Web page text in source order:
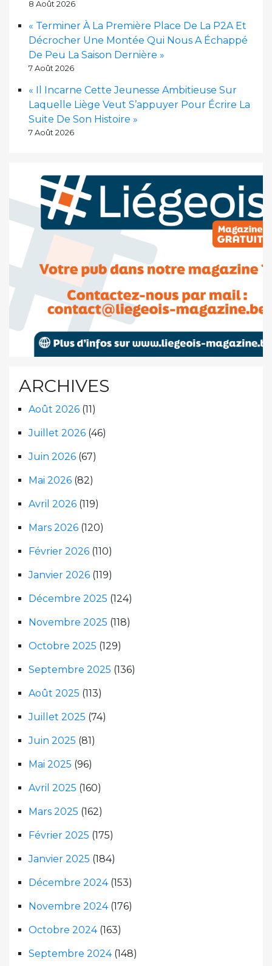
8 Août 2026
« Terminer À La Première Place De La P2A Et
Décrocher Une Montée Qui Nous A Échappé
De Peu La Saison Dernière »
7 Août 2026
« Il Incarne Cette Jeunesse Ambitieuse Sur
Laquelle Liège Veut S’appuyer Pour Écrire La
Suite De Son Histoire »
7 Août 2026
ARCHIVES
Août 2026 (11)
Juillet 2026 (46)
Juin 2026 (67)
Mai 2026 (82)
Avril 2026 (119)
Mars 2026 (120)
Février 2026 (110)
Janvier 2026 (119)
Décembre 2025 (124)
Novembre 2025 (118)
Octobre 2025 (129)
Septembre 2025 (136)
Août 2025 (113)
Juillet 2025 (74)
Juin 2025 (81)
Mai 2025 (96)
Avril 2025 (160)
Mars 2025 (162)
Février 2025 (175)
Janvier 2025 (184)
Décembre 2024(153)
Novembre 2024(176)
Octobre 2024(163)
Septembre 2024(148)